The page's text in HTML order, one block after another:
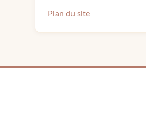
Plan du site